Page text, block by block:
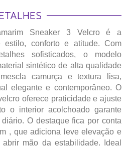
Sneaker 3 Velcro é a
estilo, conforto e atitude. Com
sofisticados, o modelo
sintético de alta qualidade
camurça e textura lisa,
elegante e contemporâneo. O
oferece praticidade e ajuste
o interior acolchoado garante
O destaque fica por conta
, que adiciona leve elevação e
mão da estabilidade. Ideal